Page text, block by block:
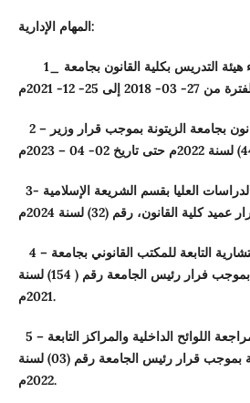
المهام الإدارية:
1_ كلفت مديرا لمكتب أعضاء هيئة التدريس بكلية القانون بجامعة
من27
-
03
-
2018 إلى 25
-
12
-
2021
2 – كلفت بعمادة كلية القانون بجامعة الزيتونة بموجب قرار وزير
) لسنة2022م حتى تاريخ02
-
04
–
2023
3- كلفت بمهام منسق الدراسات العليا بقسم الشريعة الإسلامية
عميد كلية القانون، رقم (32) لسنة2024
4 – عضو اللجنة القانونية الاستشارية التابعة للمكتب القانوني بجامعة
بموجب فرار رئيس الجامعة رقم (154) لسنة
2021م.
5 – عضو لجنة إعداد وصياغة ومراجعة اللوائح الداخلية والمراكز التابعة
بموجب قرار رئيس الجامعة رقم (03) لسنة
2022م.